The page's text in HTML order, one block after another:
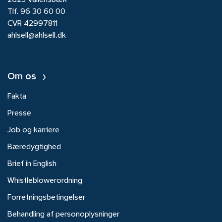
Tlf. 96 30 60 00
CVR 42997811
ahlsell@ahlsell.dk
Om os
Fakta
Presse
Job og karriere
Bæredygtighed
Brief in English
Whistleblowerordning
Forretningsbetingelser
Behandling af personoplysninger